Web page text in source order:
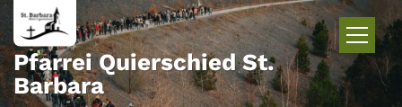
Zum Inhalt springen
Pfarrei Quierschied St.
Barbara